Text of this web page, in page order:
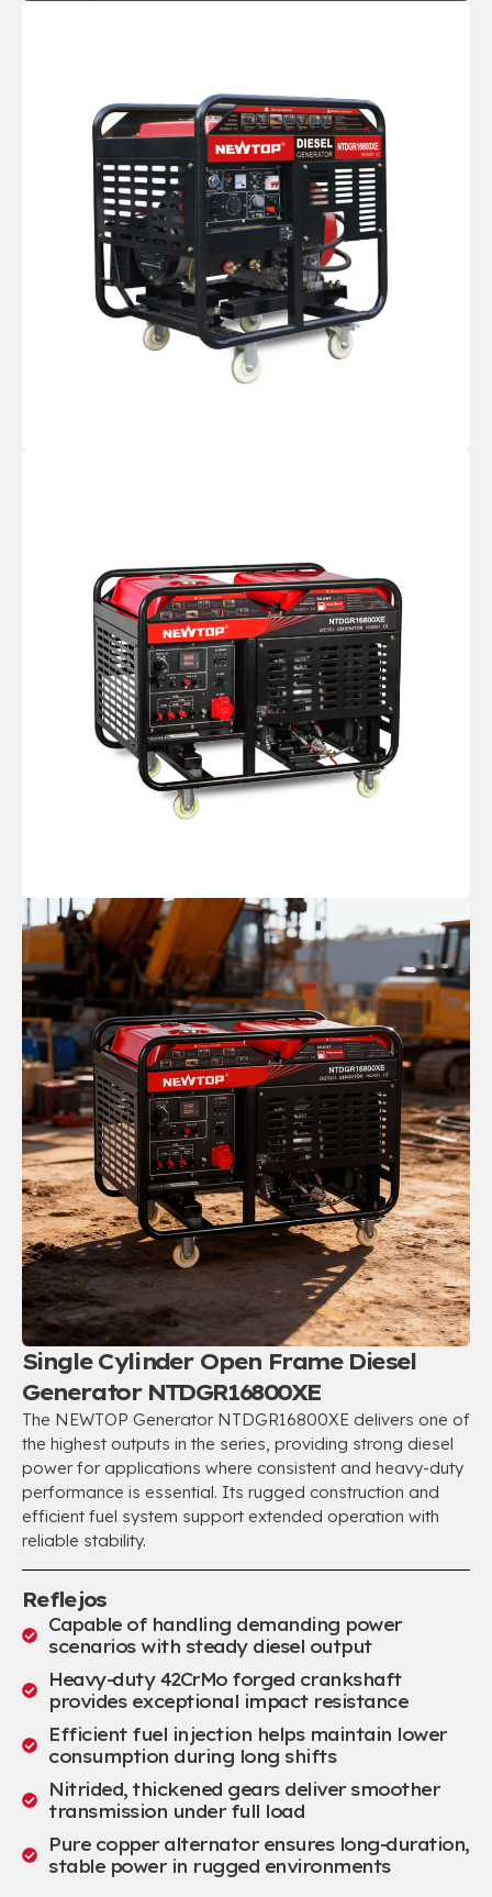
Single Cylinder Open Frame Diesel
Generator NTDGR16800XE
The NEWTOP Generator NTDGR16800XE delivers one of
the highest outputs in the series, providing strong diesel
power for applications where consistent and heavy-duty
performance is essential. Its rugged construction and
efficient fuel system support extended operation with
reliable stability.
Reflejos
Capable of handling demanding power
scenarios with steady diesel output
Heavy-duty 42CrMo forged crankshaft
provides exceptional impact resistance
Efficient fuel injection helps maintain lower
consumption during long shifts
Nitrided, thickened gears deliver smoother
transmission under full load
Pure copper alternator ensures long-duration,
stable power in rugged environments